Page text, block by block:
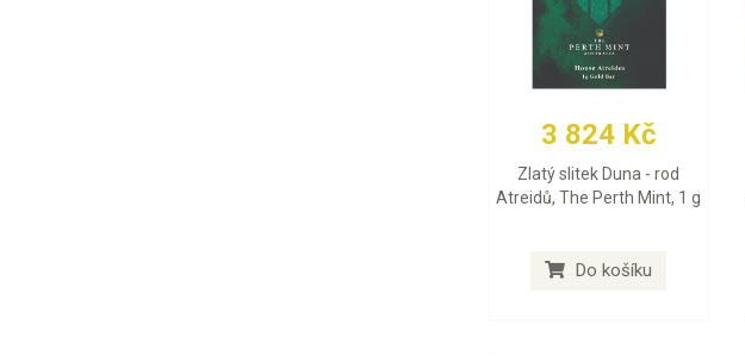
3 824 Kč
Zlatý slitek Duna - rod
Atreidů, The Perth Mint, 1 g
Do košíku